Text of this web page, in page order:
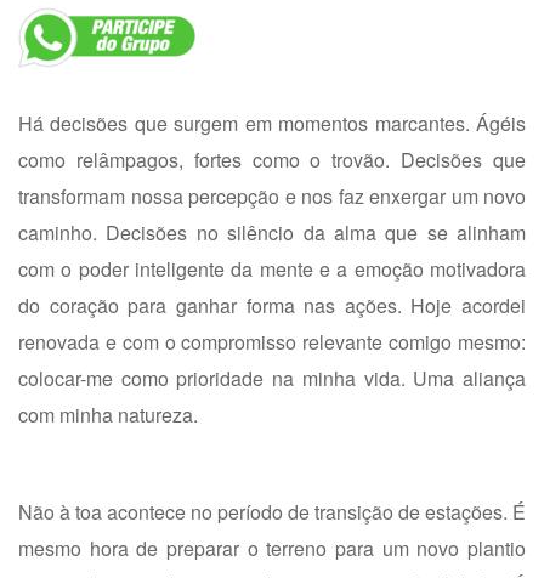
Há decisões que surgem em momentos marcantes. Ágéis
como relâmpagos, fortes como o trovão. Decisões que
transformam nossa percepção e nos faz enxergar um novo
caminho. Decisões no silêncio da alma que se alinham
com o poder inteligente da mente e a emoção motivadora
do coração para ganhar forma nas ações. Hoje acordei
renovada e com o compromisso relevante comigo mesmo:
colocar-me como prioridade na minha vida. Uma aliança
com minha natureza.
Não à toa acontece no período de transição de estações. É
mesmo hora de preparar o terreno para um novo plantio